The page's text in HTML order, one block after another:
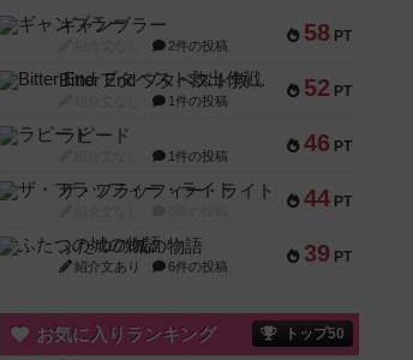
58 PT
ギャンブラー
2件の投稿
52 PT
Bitter End ブタペスト救出作戦
1件の投稿
46 PT
ラピード
1件の投稿
44 PT
ザ・フラッフィー・ライト
39 PT
ふたつの城の物語
紹介文あり 6件の投稿
お気に入りランキング トップ50